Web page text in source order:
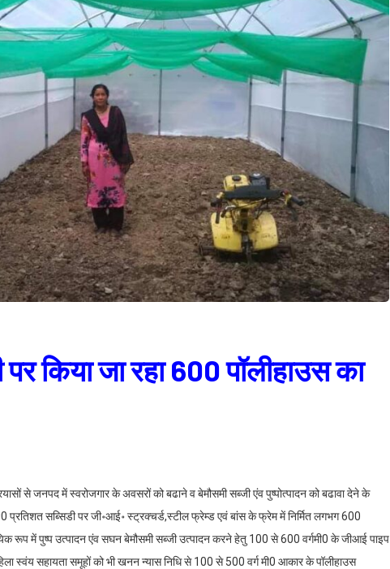
किया जा रहा 600 पॉलीहाउस का
से जनपद में स्वरोजगार के अवसरों को बढाने व बेमौसमी सब्जी एंव पुष्पोत्पादन को बढावा देने के
प्रतिशत सब्सिडी पर जी॰आई॰ स्ट्रक्चर्ड,स्टील फ्रेम्ड एवं बांस के फ्रेम में निर्मित लगभग 600
रूप में पुष्प उत्पादन एंव सघन बेमौसमी सब्जी उत्पादन करने हेतु 100 से 600 वर्गमी0 के जीआई पाइप
स्वंय सहायता समूहों को भी खनन न्यास निधि से 100 से 500 वर्ग मी0 आकार के पॉलीहाउस